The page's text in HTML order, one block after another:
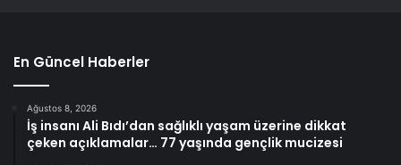
En Güncel Haberler
Ağustos 8, 2026
İş insanı Ali Bıdı’dan sağlıklı yaşam üzerine dikkat
çeken açıklamalar… 77 yaşında gençlik mucizesi